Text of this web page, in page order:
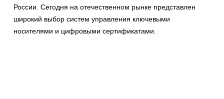
России. Сегодня на отечественном рынке представлен
широкий выбор систем управления ключевыми
носителями и цифровыми сертификатами.